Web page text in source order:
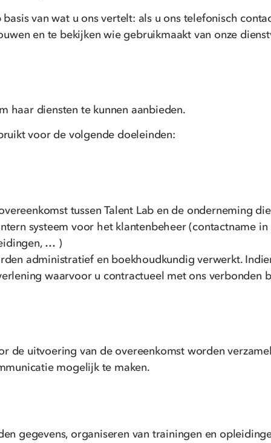
van wat u ons vertelt: als u ons telefonisch
en te bekijken wie gebruikmaakt van onze
haar diensten te kunnen aanbieden.
voor de volgende doeleinden:
tussen Talent Lab en de onderneming
systeem voor het klantenbeheer (contactname
… )
administratief en boekhoudkundig verwerkt.
waarvoor u contractueel met ons verbonden
de uitvoering van de overeenkomst worden
mogelijk te maken.
gegevens, organiseren van trainingen en